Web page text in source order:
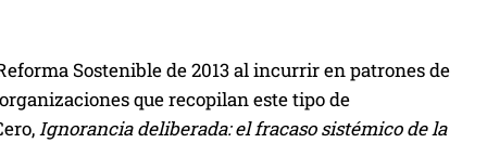
Sostenible de 2013 al incurrir en patrones de
que recopilan este tipo de
Ignorancia deliberada: el fracaso sistémico de la